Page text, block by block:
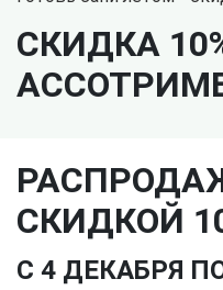
СКИДКА
СКИДКОЙ
С 4 ДЕКАБРЯ